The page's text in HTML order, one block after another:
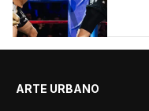
ARTE URBANO